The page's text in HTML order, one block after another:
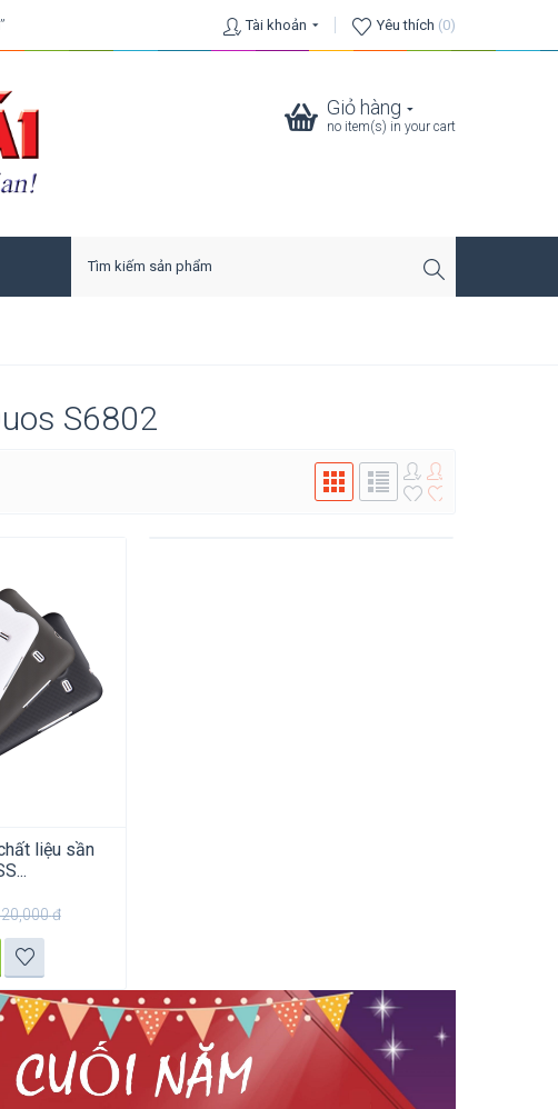
” Tài khoản Yêu thích (0)
Giỏ hàng
no item(s) in your cart
S6802
liệu sần
đ